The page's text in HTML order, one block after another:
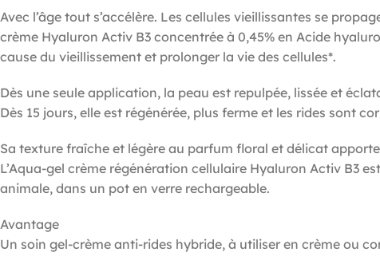
Avec l’âge tout s’accélère. Les cellules vieillissantes se
crème Hyaluron Activ B3 concentrée à 0,45% en Acide
cause du vieillissement et prolonger la vie des cellules*.
Dès une seule application, la peau est repulpée, lissée et
Dès 15 jours, elle est régénérée, plus ferme et les rides sont
Sa texture fraîche et légère au parfum floral et délicat
L’Aqua-gel crème régénération cellulaire Hyaluron Activ B3
animale, dans un pot en verre rechargeable.
Avantage
Un soin gel-crème anti-rides hybride, à utiliser en crème ou